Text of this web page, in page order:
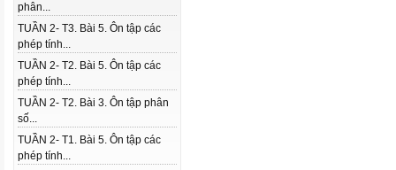
phân...
TUẦN 2- T3. Bài 5. Ôn tập các
phép tính...
TUẦN 2- T2. Bài 5. Ôn tập các
phép tính...
TUẦN 2- T2. Bài 3. Ôn tập phân
số...
TUẦN 2- T1. Bài 5. Ôn tập các
phép tính...